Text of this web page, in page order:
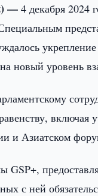
—4 декабря 2024
новый уровень
включая
и Азиатском
GSP+,
с ней